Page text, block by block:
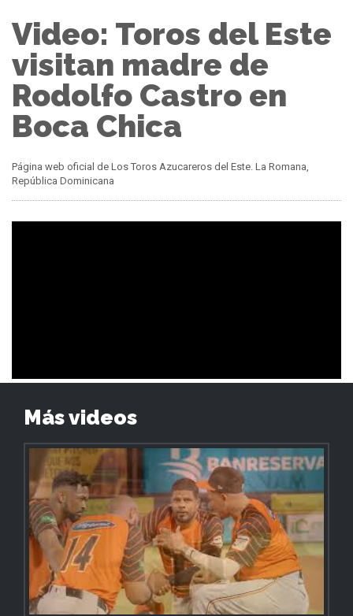
Video: Toros del Este
visitan madre de
Rodolfo Castro en
Boca Chica
Página web oficial de Los Toros Azucareros del Este. La Romana,
República Dominicana
Más videos